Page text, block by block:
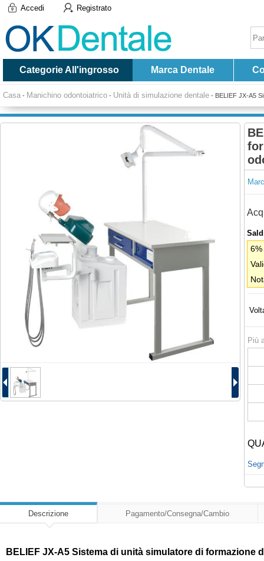
Accedi Registrato
Categorie All'ingrosso Marca Dentale
Casa - Manichino odontoiatrico - Unità di simulazione dentale - BELIEF JX-A5
Più
Descrizione Pagamento/Consegna/Cambio
BELIEF JX-A5 Sistema di unità simulatore di